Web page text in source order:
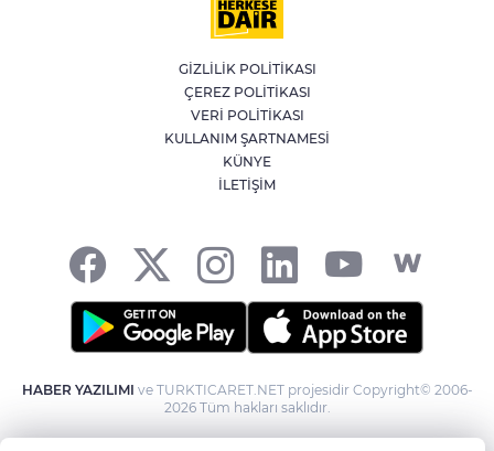
YILDIRIM’DA ÇOCUKLAR SPORLA
BÜYÜYOR
Bursa'da İznik Gölü'ne düşen bir kişi
hayatını kaybetti
İstanbul'da suç örgütüne operasyon: 12
GİZLİLİK POLİTİKASI
ÇEREZ POLİTİKASI
VERİ POLİTİKASI
KULLANIM ŞARTNAMESİ
KÜNYE
İLETİŞİM
HABER YAZILIMI ve TURKTICARET.NET projesidir Copyright© 2006-
2026 Tüm hakları saklıdır.